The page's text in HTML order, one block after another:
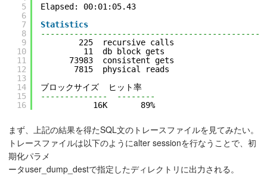
5
6
7
8
9
10
11
12
13
14
15
16
Elapsed: 00:01:05.43
Statistics
225  recursive calls
11  db block gets
73983  consistent gets
7815  physical reads
ブロックサイズ  ヒット率
--------------  --------
16K       89%
まず、上記の結果を得たSQL文のトレースファイルを見てみたい。
トレースファイルは以下のようにalter sessionを行なうことで、初
期化パラメ
ータuser_dump_destで指定したディレクトリに出力される。